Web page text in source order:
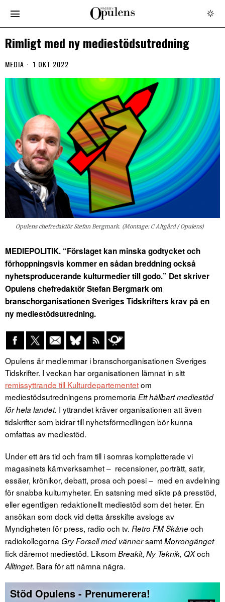
Rimligt med ny mediestödsutredning
MEDIA 1 OKT 2022
Opulens chefredaktör Stefan Bergmark. (Montage: C Altgård / Opulens)
MEDIEPOLITIK. “Förslaget kan minska godtycket och
förhoppningsvis kommer en sådan breddning också
nyhetsproducerande kulturmedier till godo.” Det skriver
Opulens chefredaktör Stefan Bergmark om
branschorganisationen Sveriges Tidskrifters krav på en
ny mediestödsutredning.
Opulens är medlemmar i branschorganisationen Sveriges
Tidskrifter. I veckan har organisationen lämnat in sitt
remissyttrande till Kulturdepartementetom
mediestödsutredningens promemoria Ett hållbart mediestöd
för hela landet. I yttrandet kräver organisationen att även
tidskrifter som bidrar till nyhetsförmedlingen bör kunna
omfattas av mediestöd.
Under ett års tid och fram till i somras kompletterade vi
magasinets kärnverksamhet – recensioner, porträtt, satir,
essäer, krönikor, debatt, prosa och poesi – med en avdelning
för snabba kulturnyheter. En satsning med sikte på presstöd,
eller egentligen redaktionellt mediestöd som det heter. En
ansökan som dock vid detta årsskifte avslogs av
Myndigheten för press, radio och tv. Retro FM Skåneoch
radiokollegorna Gry Forsell med vännersamtMorrongänget
fick däremot mediestöd. Liksom Breakit, Ny Teknik, QXoch
Alltinget. Bara för att nämna några.
Stöd Opulens - Prenumerera!